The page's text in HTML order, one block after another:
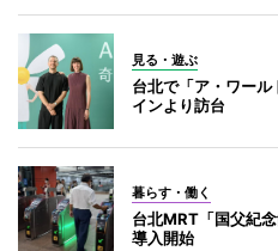
見る・遊ぶ
台北で「ア・ワー
インより訪台
暮らす・働く
台北MRT「国父紀
導入開始